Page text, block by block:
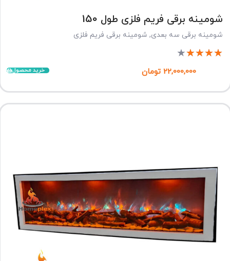
شومینه برقی فریم فلزی طول 150
شومینه برقی سه بعدی, شومینه برقی فریم فلزی
★
★
★
★
★
22,000,000 تومان خرید محصول